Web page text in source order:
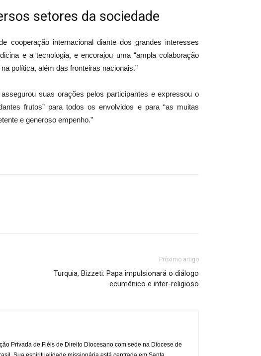
setores da sociedade
cooperação internacional diante dos grandes interesses
e a tecnologia, e encorajou uma “ampla colaboração
política, além das fronteiras nacionais.”
suas orações pelos participantes e expressou o
frutos” para todos os envolvidos e para “as muitas
e generoso empenho.”
Próximo artigo
Turquia, Bizzeti: Papa impulsionará o diálogo
ecumênico e inter-religioso
Privada de Fiéis de Direito Diocesano com sede na Diocese de